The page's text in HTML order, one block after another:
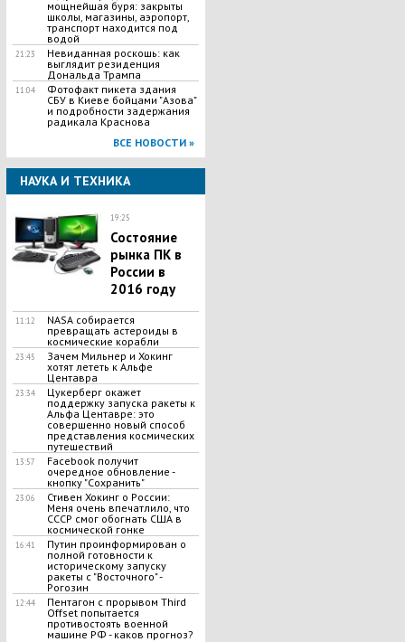
мощнейшая буря: закрыты
школы, магазины, аэропорт,
транспорт находится под
водой
21:23
Невиданная роскошь: как
выглядит резиденция
Дональда Трампа
11:04
Фотофакт пикета здания
СБУ в Киеве бойцами "Азова"
и подробности задержания
радикала Краснова
ВСЕ НОВОСТИ »
НАУКА И ТЕХНИКА
19:25
Состояние
рынка ПК в
России в
2016 году
11:12
NASA собирается
превращать астероиды в
космические корабли
23:45
​Зачем Мильнер и Хокинг
хотят лететь к Альфе
Центавра
23:34
​Цукерберг окажет
поддержку запуска ракеты к
Альфа Центавре: это
совершенно новый способ
представления космических
путешествий
13:57
Facebook получит
очередное обновление -
кнопку "Сохранить"
23:06
Стивен Хокинг о России:
Меня очень впечатлило, что
СССР смог обогнать США в
космической гонке
16:41
Путин проинформирован о
полной готовности к
историческому запуску
ракеты с "Восточного" -
Рогозин
12:44
Пентагон с прорывом Third
Offset попытается
противостоять военной
машине РФ - каков прогноз?